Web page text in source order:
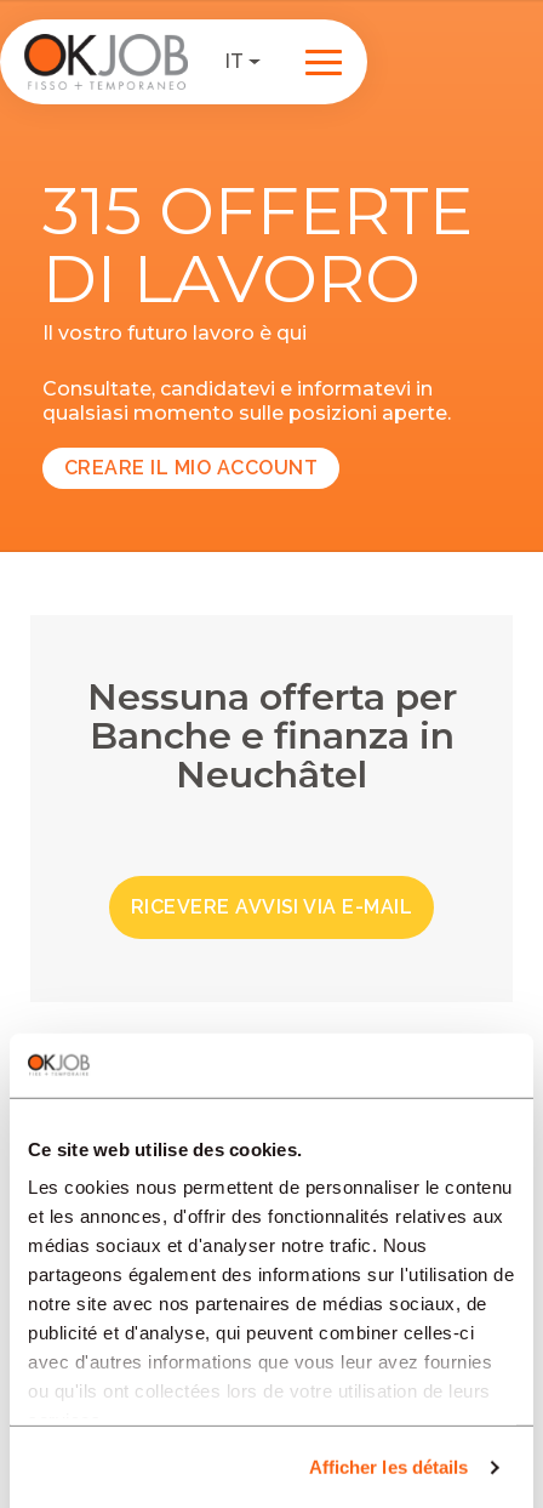
Ce site web utilise des cookies.
Les cookies nous permettent de personnaliser le contenu
et les annonces, d'offrir des fonctionnalités relatives aux
médias sociaux et d'analyser notre trafic. Nous
partageons également des informations sur l'utilisation de
notre site avec nos partenaires de médias sociaux, de
publicité et d'analyse, qui peuvent combiner celles-ci
avec d'autres informations que vous leur avez fournies
ou qu'ils ont collectées lors de votre utilisation de leurs
Afficher les détails
IT
315 OFFERTE
DI LAVORO
Il vostro futuro lavoro è qui
Consultate, candidatevi e informatevi in
qualsiasi momento sulle posizioni aperte.
CREARE IL MIO ACCOUNT
Nessuna offerta per
Banche e finanza in
Neuchâtel
RICEVERE AVVISI VIA E-MAIL
REGIONI
SETTORI
PROFESSION
TIPO